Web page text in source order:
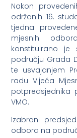
Nakon
održanih 16.
tjedna
mjesnih
konstituirano
području Grada
te usvajanjem
radu Vijeća
potpredsjednika
VMO.
Izabrani
odbora na